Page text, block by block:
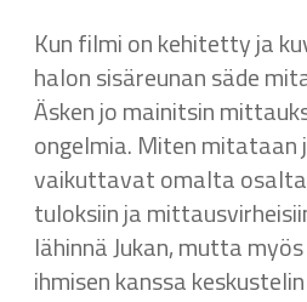
Kun filmi on kehitetty ja
halon sisäreunan säde
Äsken jo mainitsin
ongelmia. Miten
vaikuttavat omalta
tuloksiin ja
lähinnä Jukan, mutta
ihmisen kanssa